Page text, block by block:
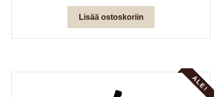
oli:
593,00 €.
on:
Lisää ostoskoriin
ALE!